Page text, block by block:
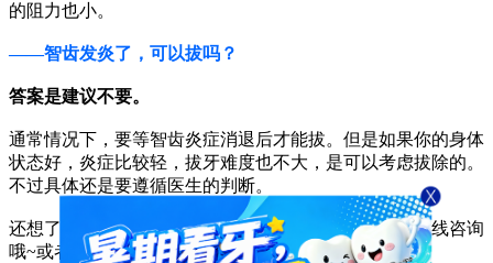
的阻力也小。
——智齿发炎了，可以拔吗？
答案是建议不要。
通常情况下，要等智齿炎症消退后才能拔。但是如果你的身体
状态好，炎症比较轻，拔牙难度也不大，是可以考虑拔除的。
不过具体还是要遵循医生的判断。
还想了解更多关于智齿的问题，可以到 尔睦口腔官网在线咨询
哦~或者拨打咨询热线：0755-23723194。